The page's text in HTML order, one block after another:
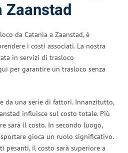
Zaanstad
da Catania a Zaanstad, è
i costi associati. La nostra
in servizi di trasloco
per garantire un trasloco senza
da una serie di fattori. Innanzitutto,
influisce sul costo totale. Più
sarà il costo. In secondo luogo,
gioca un ruolo significativo.
pesanti, il costo sarà superiore a